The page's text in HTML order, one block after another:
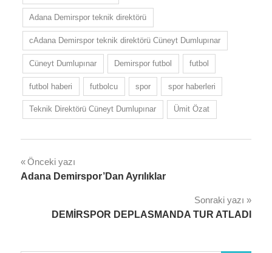
Adana Demirspor teknik direktörü
cAdana Demirspor teknik direktörü Cüneyt Dumlupınar
Cüneyt Dumlupınar Demirspor futbol futbol
futbol haberi futbolcu spor spor haberleri
Teknik Direktörü Cüneyt Dumlupınar Ümit Özat
Yazı
Önceki yazı
Adana Demirspor’Dan Ayrılıklar
Sonraki yazı
DEMİRSPOR DEPLASMANDA TUR ATLADI